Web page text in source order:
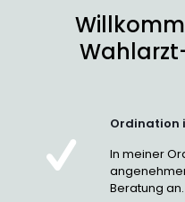
Ordination
In meiner
Beratung an.